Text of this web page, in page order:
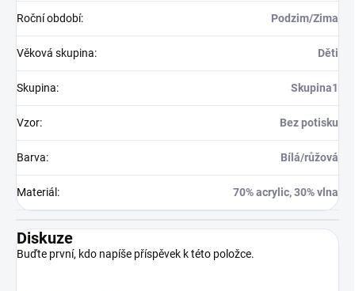
Roční období: Podzim/Zima
Věková skupina: Děti
Skupina: Skupina1
Vzor: Bez potisku
Barva: Bílá/růžová
Materiál : 70% acrylic, 30% vlna
Diskuze
Buďte první, kdo napíše příspěvek k této položce.